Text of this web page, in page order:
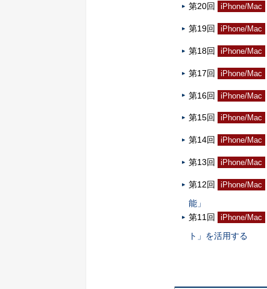
第20回 iPhone/Mac
第19回 iPhone/Mac
第18回 iPhone/Mac
第17回 iPhone/Mac
第16回 iPhone/Mac
第15回 iPhone/Mac
第14回 iPhone/Mac
第13回 iPhone/Mac
第12回 iPhone/Mac
能」
第11回
iPhone/Mac
ト」を活用する